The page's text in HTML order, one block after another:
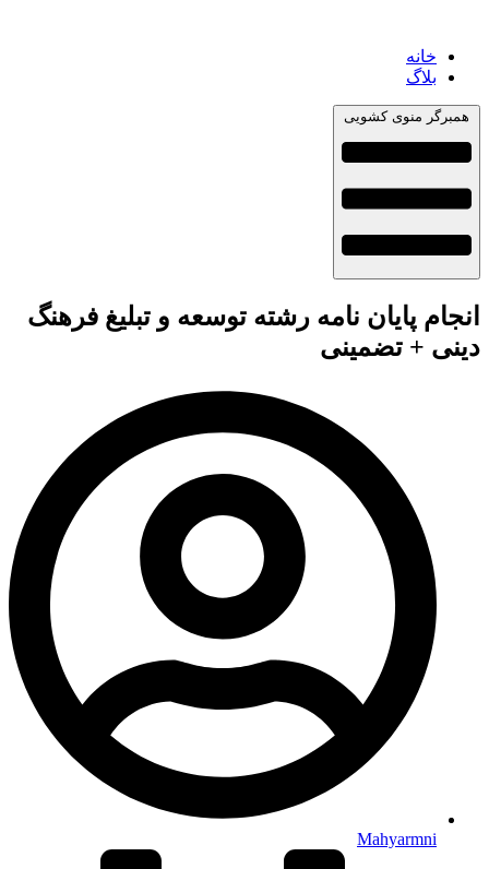
خانه
بلاگ
همبرگر منوی کشویی
انجام پایان نامه رشته توسعه و تبلیغ فرهنگ
دینی + تضمینی
Mahyarmni